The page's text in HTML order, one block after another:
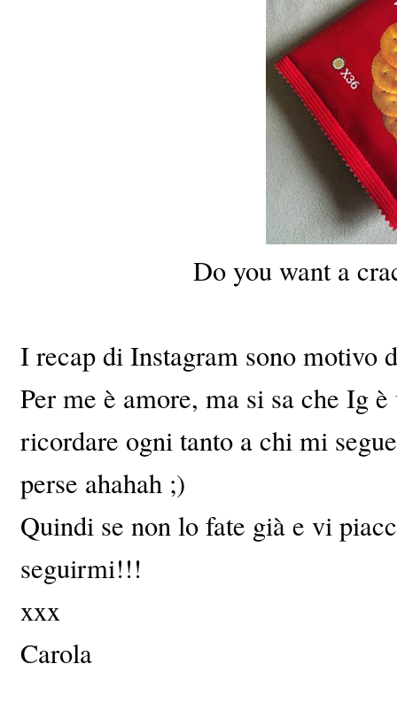
Do you want a
I recap di Instagram sono motivo
Per me è amore, ma si sa che Ig
ricordare ogni tanto a chi mi
perse ahahah ;)
Quindi se non lo fate già e vi
seguirmi!!!
xxx
Carola